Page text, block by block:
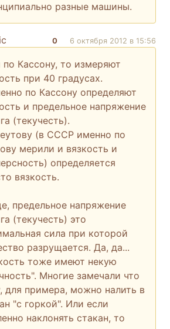
разные машины.
0 6 октября 2012 в 15:56
по Кассону, то измеряют
при 40 градусах.
по Кассону определяют
и предельное напряжение
(текучесть).
(в СССР именно по
мерили и вязкость и
определяется
вязкость.
предельное напряжение
(текучесть) это
сила при которой
разрущается. Да, да...
тоже имеют некую
Многие замечали что
для примера, можно налить в
"с горкой". Или если
наклонять стакан, то